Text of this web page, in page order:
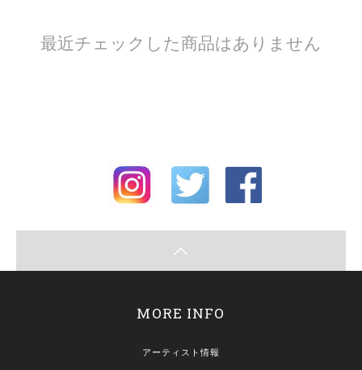
最近チェックした商品はありません
MORE INFO
アーティスト情報